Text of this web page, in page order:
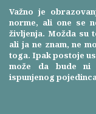
Važno je
norme, ali one se
življenja. Možda su
ali ja ne znam, ne
toga. Ipak postoje
može da bude ni
ispunjenog